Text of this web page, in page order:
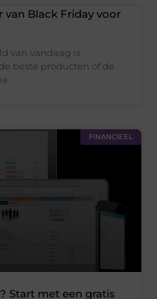
van Black Friday voor
van vandaag is
beste producten of de
FINANCIEEL
Start met een gratis